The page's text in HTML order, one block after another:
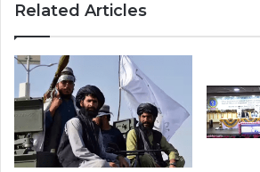
Related Articles